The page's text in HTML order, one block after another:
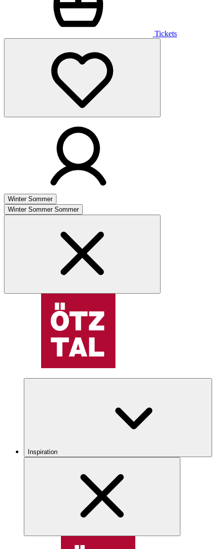
Tickets
Winter Sommer
Winter Sommer Sommer
Inspiration